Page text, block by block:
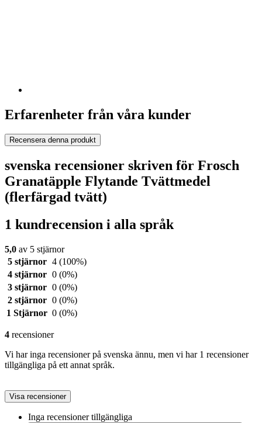
Erfarenheter från våra kunder
Recensera denna produkt
svenska recensioner skriven för Frosch
Granatäpple Flytande Tvättmedel
(flerfärgad tvätt)
1 kundrecension i alla språk
5,0 av 5 stjärnor
5 stjärnor 4 (100%)
4 stjärnor 0 (0%)
3 stjärnor 0 (0%)
2 stjärnor 0 (0%)
1 Stjärnor 0 (0%)
4 recensioner
Vi har inga recensioner på svenska ännu, men vi har 1 recensioner
tillgängliga på ett annat språk.
Visa recensioner
Inga recensioner tillgängliga